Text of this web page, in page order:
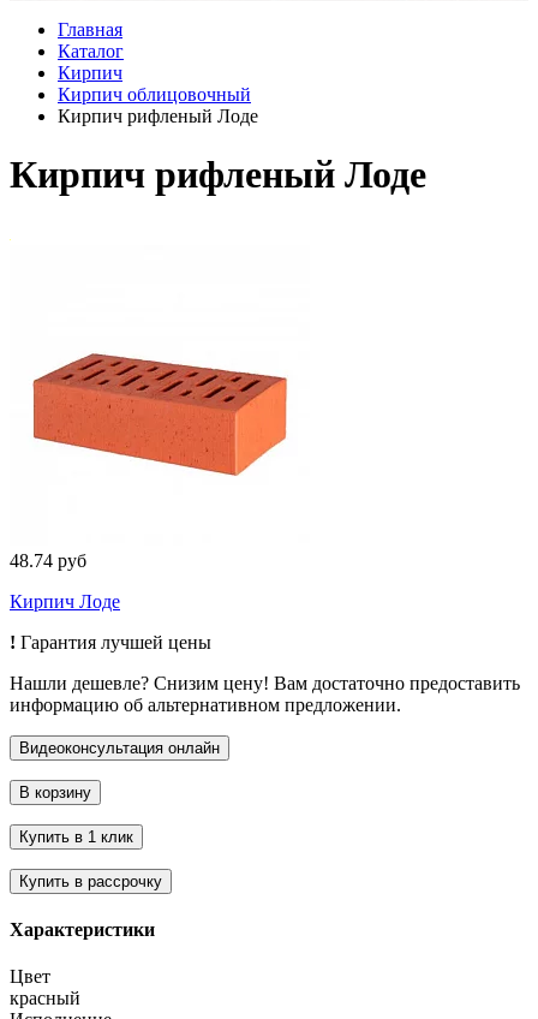
Главная
Каталог
Кирпич
Кирпич облицовочный
Кирпич рифленый Лоде
Кирпич рифленый Лоде
48.74 руб
Кирпич Лоде
! Гарантия лучшей цены
Нашли дешевле? Снизим цену! Вам достаточно предоставить
информацию об альтернативном предложении.
Характеристики
Цвет
красный